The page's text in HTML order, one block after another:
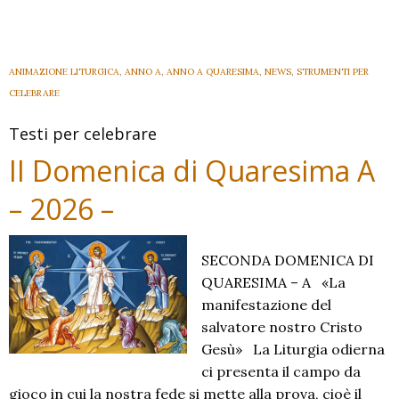
A
ANIMAZIONE LITURGICA, ANNO A, ANNO A QUARESIMA, NEWS, STRUMENTI PER
CELEBRARE
Testi per celebrare
II Domenica di Quaresima A
– 2026 –
SECONDA DOMENICA DI
QUARESIMA – A «La
manifestazione del
salvatore nostro Cristo
Gesù» La Liturgia odierna
ci presenta il campo da
gioco in cui la nostra fede si mette alla prova, cioè il